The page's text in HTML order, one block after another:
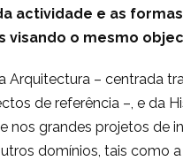
actividade e as
visando o mesmo
Arquitectura – centrada
de referência –, e da
nos grandes projetos de
domínios, tais como a